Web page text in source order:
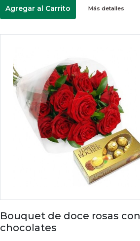
Agregar al Carrito Más detalles
Bouquet de doce rosas con
chocolates